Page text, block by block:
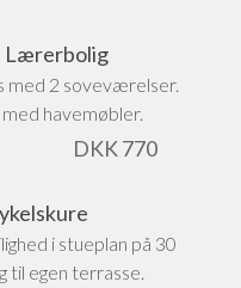
Lærerbolig
med 2 soveværelser.
havemøbler.
DKK770
i stueplan på 30
til egen terrasse.